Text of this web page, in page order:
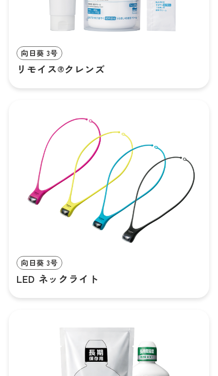
向日葵 3号
リモイス®クレンズ
向日葵 3号
LED ネックライト